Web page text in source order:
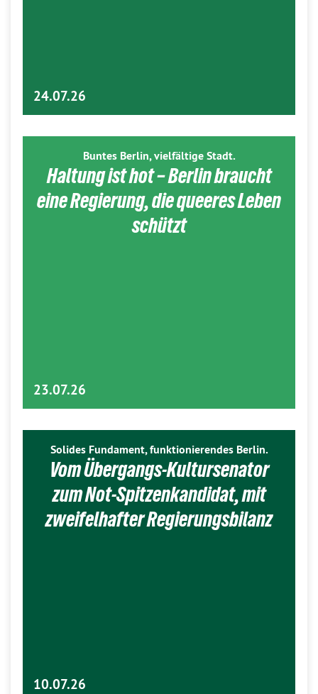
24.07.26
Buntes Berlin, vielfältige Stadt.
Haltung ist hot – Berlin braucht
eine Regierung, die queeres Leben
schützt
23.07.26
Solides Fundament, funktionierendes Berlin.
Vom Übergangs-Kultursenator
zum Not-Spitzenkandidat, mit
zweifelhafter Regierungsbilanz
10.07.26